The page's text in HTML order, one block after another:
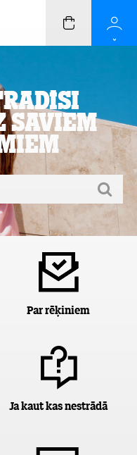
saviem
Par rēķiniem
Ja kaut kas nestrādā